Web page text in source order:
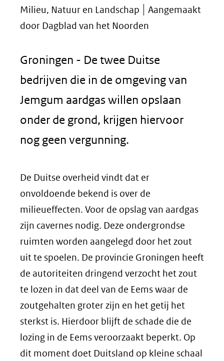
Milieu, Natuur en Landschap
Aangemaakt
door Dagblad van het Noorden
Groningen - De twee Duitse
bedrijven die in de omgeving van
Jemgum aardgas willen opslaan
onder de grond, krijgen hiervoor
nog geen vergunning.
De Duitse overheid vindt dat er
onvoldoende bekend is over de
milieueffecten. Voor de opslag van aardgas
zijn cavernes nodig. Deze ondergrondse
ruimten worden aangelegd door het zout
uit te spoelen. De provincie Groningen heeft
de autoriteiten dringend verzocht het zout
te lozen in dat deel van de Eems waar de
zoutgehalten groter zijn en het getij het
sterkst is. Hierdoor blijft de schade die de
lozing in de Eems veroorzaakt beperkt. Op
dit moment doet Duitsland op kleine schaal